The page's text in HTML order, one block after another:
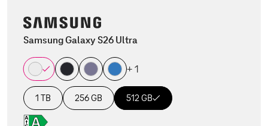
Samsung Galaxy S26 Ultra
+ 1
1 TB 256 GB 512 GB